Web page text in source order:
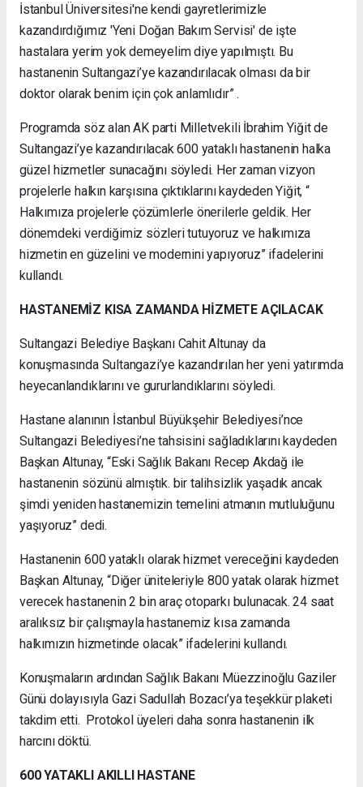
İstanbul Üniversitesi'ne kendi gayretlerimizle
kazandırdığımız 'Yeni Doğan Bakım Servisi' de işte
hastalara yerim yok demeyelim diye yapılmıştı. Bu
hastanenin Sultangazi’ye kazandırılacak olması da bir
doktor olarak benim için çok anlamlıdır” .
Programda söz alan AK parti Milletvekili İbrahim Yiğit de
Sultangazi’ye kazandırılacak 600 yataklı hastanenin halka
güzel hizmetler sunacağını söyledi. Her zaman vizyon
projelerle halkın karşısına çıktıklarını kaydeden Yiğit, “
Halkımıza projelerle çözümlerle önerilerle geldik. Her
dönemdeki verdiğimiz sözleri tutuyoruz ve halkımıza
hizmetin en güzelini ve modernini yapıyoruz” ifadelerini
kullandı.
HASTANEMİZ KISA ZAMANDA HİZMETE AÇILACAK
Sultangazi Belediye Başkanı Cahit Altunay da
konuşmasında Sultangazi’ye kazandırılan her yeni yatırımda
heyecanlandıklarını ve gururlandıklarını söyledi.
Hastane alanının İstanbul Büyükşehir Belediyesi’nce
Sultangazi Belediyesi’ne tahsisini sağladıklarını kaydeden
Başkan Altunay, “Eski Sağlık Bakanı Recep Akdağ ile
hastanenin sözünü almıştık. bir talihsizlik yaşadık ancak
şimdi yeniden hastanemizin temelini atmanın mutluluğunu
yaşıyoruz” dedi.
Hastanenin 600 yataklı olarak hizmet vereceğini kaydeden
Başkan Altunay, “Diğer üniteleriyle 800 yatak olarak hizmet
verecek hastanenin 2 bin araç otoparkı bulunacak. 24 saat
aralıksız bir çalışmayla hastanemiz kısa zamanda
halkımızın hizmetinde olacak” ifadelerini kullandı.
Konuşmaların ardından Sağlık Bakanı Müezzinoğlu Gaziler
Günü dolayısıyla Gazi Sadullah Bozacı’ya teşekkür plaketi
takdim etti. Protokol üyeleri daha sonra hastanenin ilk
harcını döktü.
600 YATAKLI AKILLI HASTANE